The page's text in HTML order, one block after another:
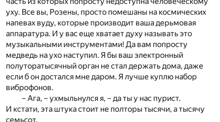
уху. Все вы, Розены, просто помешаны на космических
напевах вуду, которые производит ваша дерьмовая
аппаратура. И у вас еще хватает духу называть это
музыкальными инструментами! Да вам попросту
медведь на ухо наступил. Я бы ваш электронный
полуторатысячный орган не стал держать дома, даже
если б он достался мне даром. Я лучше куплю набор
виброфонов.
– Ага, – ухмыльнулся я, – да ты у нас пурист.
И кстати, эта штука стоит не полторы тысячи, а тысячу
семьсот.